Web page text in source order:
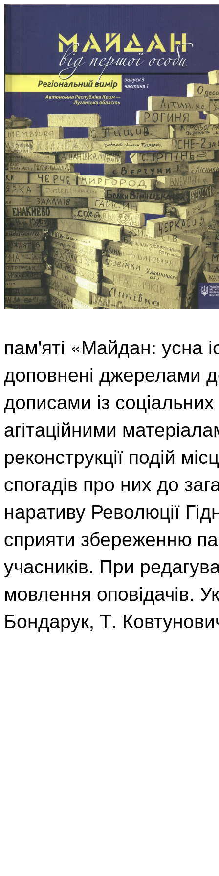
пам'яті «Майдан: усна
доповнені джерелами
дописами із
агітаційними
реконструкції подій
спогадів про них до
наративу Революції
сприяти збереженню
учасників. При
мовлення оповідачів.
Бондарук, Т.